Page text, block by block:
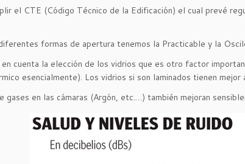
el CTE (Código Técnico de la Edificación) el cual prevé
formas de apertura tenemos la Practicable y la
cuenta la elección de los vidrios que es otro factor
esencialmente). Los vidrios si son laminados tienen
gases en las cámaras (Argón, etc.…) también mejoran